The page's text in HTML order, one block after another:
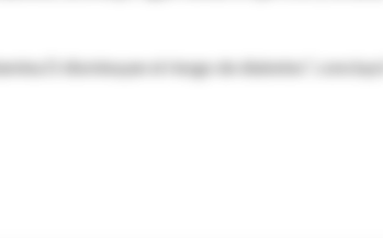
D disminuyan el riesgo de diabetes",